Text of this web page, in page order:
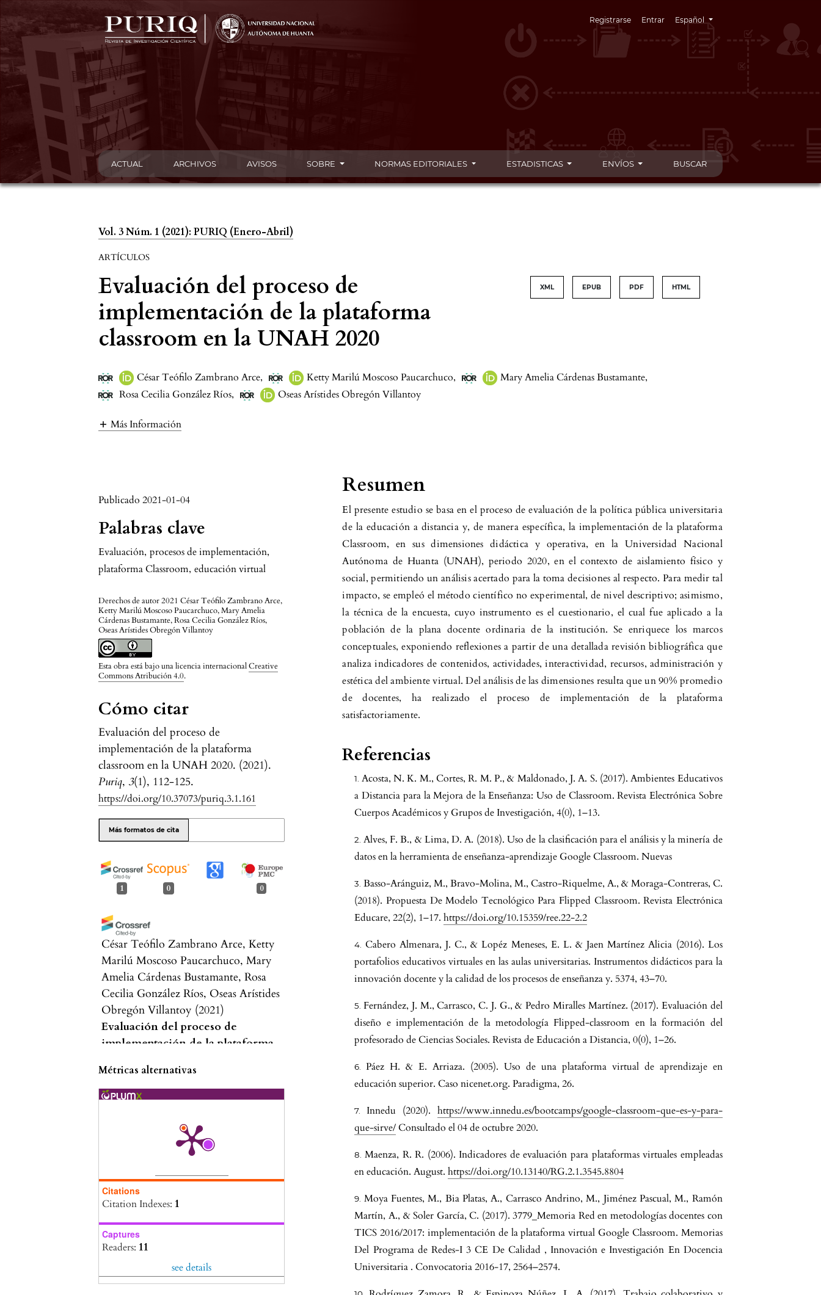
Registrarse Entrar Cambiar el idioma. El idioma actual es:
Español
ACTUAL ARCHIVOS AVISOS SOBRE NORMAS EDITORIALES ESTADISTICAS ENVÍOS BUSCAR
Vol. 3 Núm. 1 (2021): PURIQ (Enero-Abril)
ARTÍCULOS
Evaluación del proceso de
implementación de la plataforma
classroom en la UNAH 2020
XML EPUB PDF HTML
César Teófilo Zambrano Arce, Ketty Marilú Moscoso Paucarchuco, Mary Amelia Cárdenas Bustamante,
Rosa Cecilia González Ríos, Oseas Arístides Obregón Villantoy
Más Información
Publicado 2021-01-04
Palabras clave
Evaluación, procesos de implementación,
plataforma Classroom, educación virtual
Derechos de autor 2021 César Teófilo Zambrano Arce,
Ketty Marilú Moscoso Paucarchuco, Mary Amelia
Cárdenas Bustamante, Rosa Cecilia González Ríos,
Oseas Arístides Obregón Villantoy
Esta obra está bajo una licencia internacionalCreative
Commons Atribución 4.0.
Cómo citar
Evaluación del proceso de
implementación de la plataforma
classroom en la UNAH 2020. (2021).
Puriq, 3(1), 112-125.
https://doi.org/10.37073/puriq.3.1.161
Más formatos de cita
1 0 0
César Teófilo Zambrano Arce, Ketty
Marilú Moscoso Paucarchuco, Mary
Amelia Cárdenas Bustamante, Rosa
Cecilia González Ríos, Oseas Arístides
Obregón Villantoy (2021)
Evaluación del proceso de
implementación de la plataforma
3(1), 136.
10.37073/puriq.3.1.161
Métricas alternativas
Citations
Citation Indexes: 1
Captures
Readers: 11
see details
Resumen
El presente estudio se basa en el proceso de evaluación de la política pública universitaria
de la educación a distancia y, de manera específica, la implementación de la plataforma
Classroom, en sus dimensiones didáctica y operativa, en la Universidad Nacional
Autónoma de Huanta (UNAH), periodo 2020, en el contexto de aislamiento físico y
social, permitiendo un análisis acertado para la toma decisiones al respecto. Para medir tal
impacto, se empleó el método científico no experimental, de nivel descriptivo; asimismo,
la técnica de la encuesta, cuyo instrumento es el cuestionario, el cual fue aplicado a la
población de la plana docente ordinaria de la institución. Se enriquece los marcos
conceptuales, exponiendo reflexiones a partir de una detallada revisión bibliográfica que
analiza indicadores de contenidos, actividades, interactividad, recursos, administración y
estética del ambiente virtual. Del análisis de las dimensiones resulta que un 90% promedio
de docentes, ha realizado el proceso de implementación de la plataforma
satisfactoriamente.
Referencias
Acosta, N. K. M., Cortes, R. M. P., & Maldonado, J. A. S. (2017). Ambientes Educativos
a Distancia para la Mejora de la Enseñanza: Uso de Classroom. Revista Electrónica Sobre
Cuerpos Académicos y Grupos de Investigación, 4(0), 1–13.
Alves, F. B., & Lima, D. A. (2018). Uso de la clasificación para el análisis y la minería de
datos en la herramienta de enseñanza-aprendizaje Google Classroom. Nuevas
Basso-Aránguiz, M., Bravo-Molina, M., Castro-Riquelme, A., & Moraga-Contreras, C.
(2018). Propuesta De Modelo Tecnológico Para Flipped Classroom. Revista Electrónica
Educare, 22(2), 1–17.https://doi.org/10.15359/ree.22-2.2
Cabero Almenara, J. C., & Lopéz Meneses, E. L. & Jaen Martínez Alicia (2016). Los
portafolios educativos virtuales en las aulas universitarias. Instrumentos didácticos para la
innovación docente y la calidad de los procesos de enseñanza y. 5374, 43–70.
Fernández, J. M., Carrasco, C. J. G., & Pedro Miralles Martínez. (2017). Evaluación del
diseño e implementación de la metodología Flipped-classroom en la formación del
profesorado de Ciencias Sociales. Revista de Educación a Distancia, 0(0), 1–26.
Páez H. & E. Arriaza. (2005). Uso de una plataforma virtual de aprendizaje en
educación superior. Caso nicenet.org. Paradigma, 26.
Innedu (2020). https://www.innedu.es/bootcamps/google-classroom-que-es-y-para-
que-sirve/Consultado el 04 de octubre 2020.
Maenza, R. R. (2006). Indicadores de evaluación para plataformas virtuales empleadas
en educación. August.https://doi.org/10.13140/RG.2.1.3545.8804
Moya Fuentes, M., Bia Platas, A., Carrasco Andrino, M., Jiménez Pascual, M., Ramón
Martín, A., & Soler García, C. (2017). 3779_Memoria Red en metodologías docentes con
TICS 2016/2017: implementación de la plataforma virtual Google Classroom. Memorias
Del Programa de Redes-I 3 CE De Calidad , Innovación e Investigación En Docencia
Universitaria . Convocatoria 2016-17, 2564–2574.